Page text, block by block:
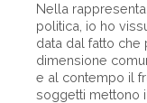
Nella
politica, io ho
data dal fatto che
dimensione
e al contempo il
soggetti mettono